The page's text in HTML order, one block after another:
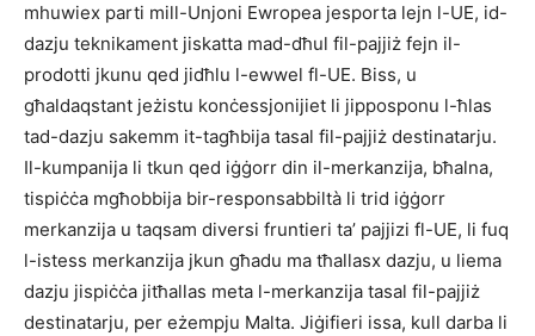
mhuwiex parti mill-Unjoni Ewropea jesporta lejn l-UE, id-
dazju teknikament jiskatta mad-dħul fil-pajjiż fejn il-
prodotti jkunu qed jidħlu l-ewwel fl-UE. Biss, u
għaldaqstant jeżistu konċessjonijiet li jipposponu l-ħlas
tad-dazju sakemm it-tagħbija tasal fil-pajjiż destinatarju.
Il-kumpanija li tkun qed iġġorr din il-merkanzija, bħalna,
tispiċċa mgħobbija bir-responsabbiltà li trid iġġorr
merkanzija u taqsam diversi fruntieri ta’ pajjizi fl-UE, li fuq
l-istess merkanzija jkun għadu ma tħallasx dazju, u liema
dazju jispiċċa jitħallas meta l-merkanzija tasal fil-pajjiż
destinatarju, per eżempju Malta. Jiġifieri issa, kull darba li